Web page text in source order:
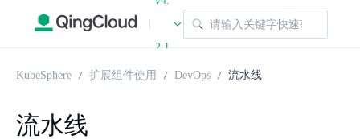
|
2.1
KubeSphere 扩展组件使用 DevOps 流水线
流水线